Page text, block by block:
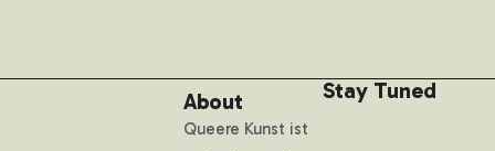
About
Queere Kunst ist
Stay Tuned